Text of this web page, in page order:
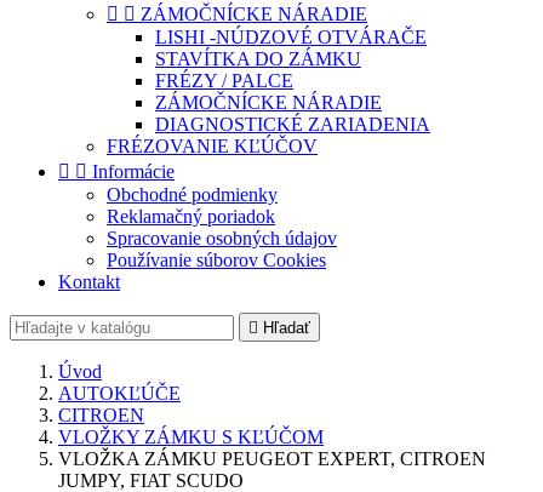
  ZÁMOČNÍCKE NÁRADIE
LISHI -NÚDZOVÉ OTVÁRAČE
STAVÍTKA DO ZÁMKU
FRÉZY / PALCE
ZÁMOČNÍCKE NÁRADIE
DIAGNOSTICKÉ ZARIADENIA
FRÉZOVANIE KĽÚČOV
  Informácie
Obchodné podmienky
Reklamačný poriadok
Spracovanie osobných údajov
Používanie súborov Cookies
Kontakt
 Hľadať
Úvod
AUTOKĽÚČE
CITROEN
VLOŽKY ZÁMKU S KĽÚČOM
VLOŽKA ZÁMKU PEUGEOT EXPERT, CITROEN
JUMPY, FIAT SCUDO